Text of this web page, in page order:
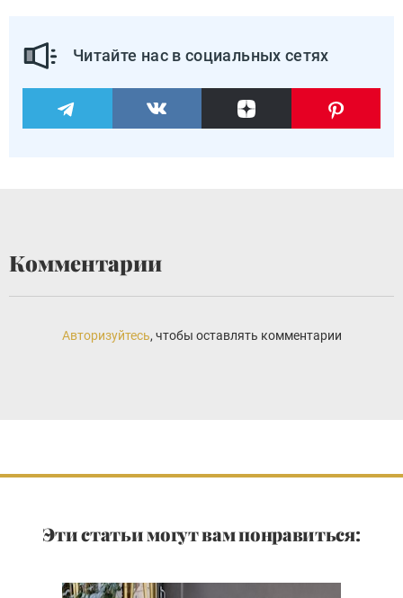
Читайте нас в социальных сетях
Комментарии
Авторизуйтесь, чтобы оставлять комментарии
Эти статьи могут вам понравиться: